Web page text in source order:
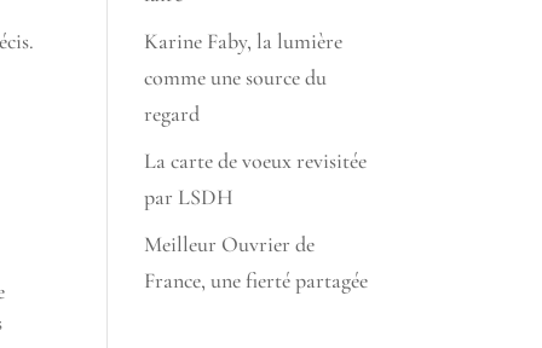
Karine Faby, la lumière
comme une source du
regard
La carte de voeux revisitée
par LSDH
Meilleur Ouvrier de
France, une fierté partagée